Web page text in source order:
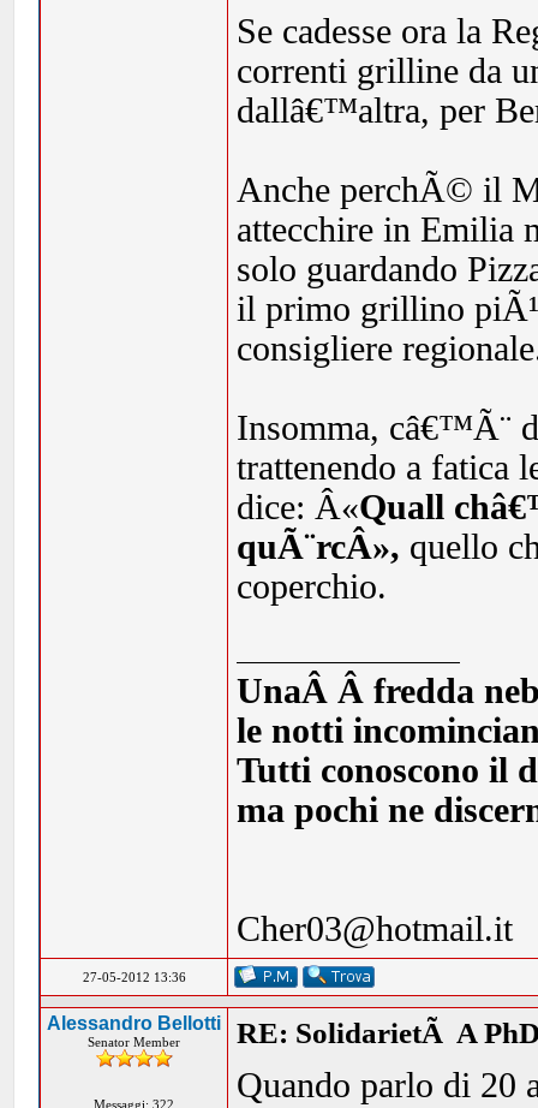
Se cadesse ora la
correnti grilline da
dallâ€™altra, per
Anche perchÃ© il
attecchire in Emilia
solo guardando
il primo grillino
consigliere
Insomma, câ€™Ã¨
trattenendo a fatica
dice: Â«Quall
quÃ¨rcÂ», quello
coperchio.
UnaÂ Â fredda
le notti
Tutti conoscono il
ma pochi ne
Cher03@hotmail.it
27-05-2012 13:36
Alessandro Bellotti
Senator Member
Messaggi: 322
RE: SolidarietÃ A
Quando parlo di 20